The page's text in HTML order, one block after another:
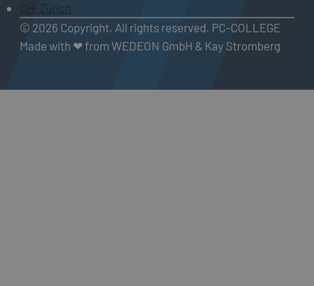
CH-Zürich
© 2026 Copyright. All rights reserved. PC-COLLEGE
Made with ❤ from WEDEON GmbH & Kay Stromberg